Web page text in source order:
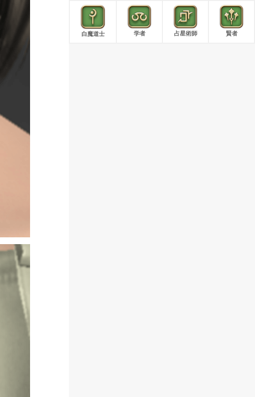
白魔道士 学者 占星術師 賢者